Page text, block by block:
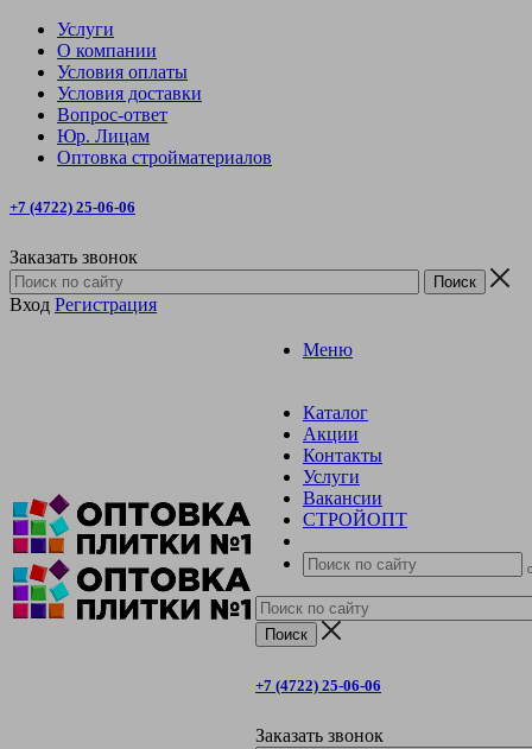
Услуги
О компании
Условия оплаты
Условия доставки
Вопрос-ответ
Юр. Лицам
Оптовка стройматериалов
+7 (4722) 25-06-06
Заказать звонок
Вход Регистрация
Меню
Каталог
Акции
Контакты
Услуги
Вакансии
СТРОЙОПТ
+7 (4722) 25-06-06
Заказать звонок